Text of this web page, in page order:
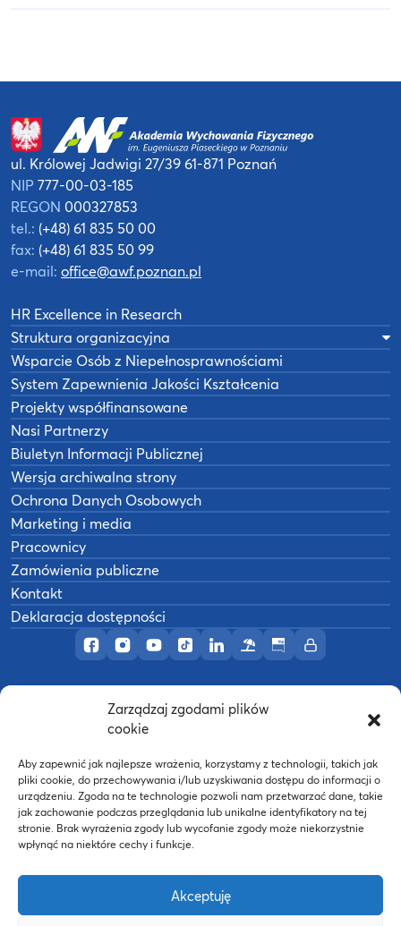
Zarządzaj zgodami plików
cookie
Aby zapewnić jak najlepsze wrażenia, korzystamy z technologii, takich jak
pliki cookie, do przechowywania i/lub uzyskiwania dostępu do informacji o
urządzeniu. Zgoda na te technologie pozwoli nam przetwarzać dane, takie
jak zachowanie podczas przeglądania lub unikalne identyfikatory na tej
stronie. Brak wyrażenia zgody lub wycofanie zgody może niekorzystnie
wpłynąć na niektóre cechy i funkcje.
Akceptuję
Profil AWF Poznań w serwisie Facebook
Profil AWF Poznań w serwisie Instagram
Profil AWF Poznań w serwisie YouTube
Profil AWF Poznań w serwisie
Profil AWF Poznań w
OśrodekBiuletynIntranet
ul. Królowej Jadwigi 27/3961-871 Poznań
NIP 777-00-03-185
REGON 000327853
tel.: (+48) 61 835 50 00
fax: (+48) 61 835 50 99
e-mail: office@awf.poznan.pl
HR Excellence in Research
Struktura organizacyjna
Wsparcie Osób z Niepełnosprawnościami
System Zapewnienia Jakości Kształcenia
Projekty współfinansowane
Nasi Partnerzy
Biuletyn Informacji Publicznej
Wersja archiwalna strony
Ochrona Danych Osobowych
Marketing i media
Pracownicy
Zamówienia publiczne
Kontakt
Deklaracja dostępności
Akademia Wychowania Fizycznego w
Wykonanie: nFinity.pl